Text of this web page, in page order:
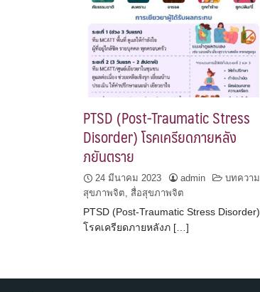
PTSD (Post-Traumatic Stress
Disorder) โรคเครียดภายหลัง
ภยันตราย
24 มีนาคม 2023 admin
บทความ
สุขภาพจิต, สื่อสุขภาพจิต
PTSD (Post-Traumatic Stress Disorder)
โรคเครียดภายหลังภ […]